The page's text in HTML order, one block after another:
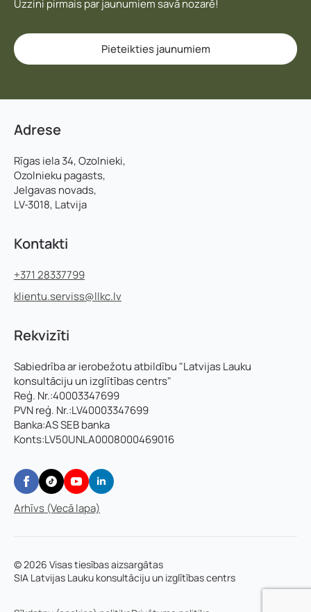
Uzzini pirmais par jaunumiem savā nozarē!
Pieteikties jaunumiem
Adrese
Rīgas iela 34, Ozolnieki,
Ozolnieku pagasts,
Jelgavas novads,
LV-3018, Latvija
Kontakti
+371 28337799
klientu.serviss@llkc.lv
Rekvizīti
Sabiedrība ar ierobežotu atbildību "Latvijas Lauku
konsultāciju un izglītības centrs"
Reģ. Nr.:40003347699
PVN reģ. Nr.:LV40003347699
Banka:AS SEB banka
Konts:LV50UNLA0008000469016
Arhīvs (Vecā lapa)
© 2026 Visas tiesības aizsargātas
SIA Latvijas Lauku konsultāciju un izglītības centrs